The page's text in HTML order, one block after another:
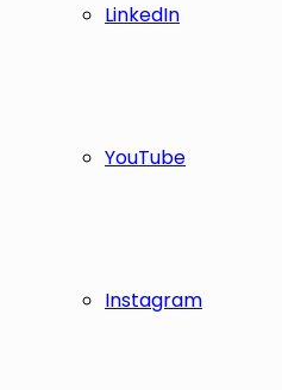
LinkedIn
YouTube
Instagram